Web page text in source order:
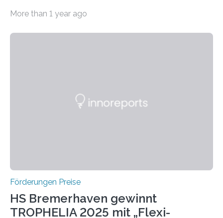
Leben gerufen, um die bemerkenswertesten
Foundation, des BIAL Award in Biomedicine ist in
More than 1 year ago
Förderungen Preise
HS Bremerhaven gewinnt
TROPHELIA 2025 mit „Flexi-